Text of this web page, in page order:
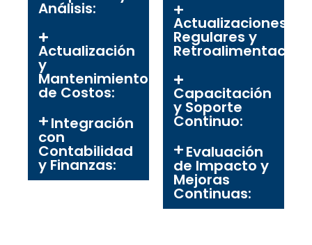
Análisis:
Actualización
y
Mantenimiento
de Costos:
Integración
con
Contabilidad
y Finanzas:
Actualizaciones
Regulares y
Retroalimentación:
Capacitación
y Soporte
Continuo:
Evaluación
de Impacto y
Mejoras
Continuas: